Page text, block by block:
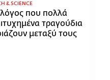
& SCIENCE
που πολλά
τραγούδια
μεταξύ τους